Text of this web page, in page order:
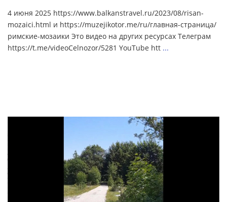
4 июня 2025 https://www.balkanstravel.ru/2023/08/risan-
mozaici.html и https://muzejikotor.me/ru/главная-страница/
римские-мозаики Это видео на других ресурсах Телеграм
https://t.me/videoCelnozor/5281 YouTube htt ...